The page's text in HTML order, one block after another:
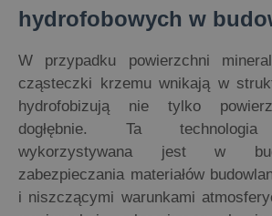
hydrofobowych w
W przypadku powierzchni
cząsteczki krzemu wnikają w
hydrofobizują nie tylko
dogłębnie. Ta technologia
wykorzystywana jest w
zabezpieczania materiałów
i niszczącymi warunkami